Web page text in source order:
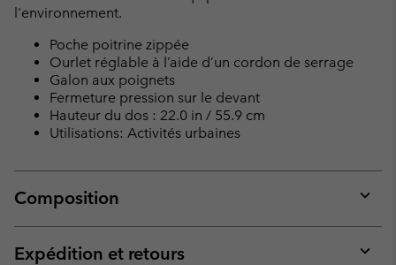
l'environnement.
Poche poitrine zippée
Ourlet réglable à l’aide d’un cordon de serrage
Galon aux poignets
Fermeture pression sur le devant
Hauteur du dos : 22.0 in / 55.9 cm
Utilisations: Activités urbaines
Composition
or
Expédition et retours